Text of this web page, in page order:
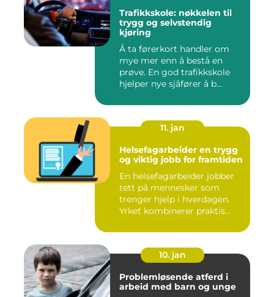
Trafikkskole: nøkkelen til
trygg og selvstendig
kjøring
Å ta førerkort handler om
mye mer enn å bestå en
prøve. En god trafikkskole
hjelper nye sjåfører å b...
11. jan
Helsefagarbeider en trygg
og viktig jobb for framtiden
En helsefagarbeider jobber
tett på mennesker som
trenger hjelp i hverdagen.
Yrket kombinerer praktis...
10. jan
Problemløsende atferd i
arbeid med barn og unge